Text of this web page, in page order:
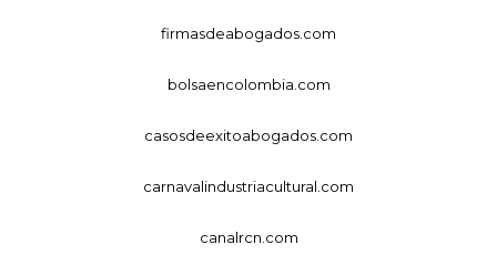
firmasdeabogados.com
bolsaencolombia.com
casosdeexitoabogados.com
carnavalindustriacultural.com
canalrcn.com